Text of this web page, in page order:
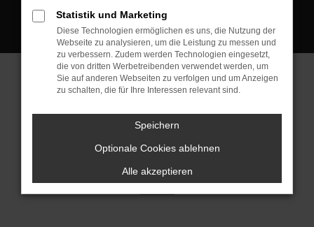
Mail: fj@jakob-trading.com
Cookie Einstellungen
© 2026 Jakob Trading GmbH | Neustädter Straße 1 | DE-08223
Neustadt/Vogtland | fj@jakob-trading.com | Webdesign by audaris.de
Statistik und Marketing
Diese Technologien ermöglichen es uns, die Nutzung der
Webseite zu analysieren, um die Leistung zu messen und
zu verbessern. Zudem werden Technologien eingesetzt,
die von dritten Werbetreibenden verwendet werden, um
Sie auf anderen Webseiten zu verfolgen und um Anzeigen
zu schalten, die für Ihre Interessen relevant sind.
Speichern
Optionale Cookies ablehnen
Alle akzeptieren